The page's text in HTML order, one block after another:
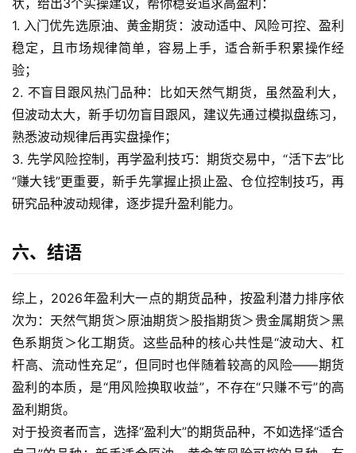
状，给出3个实操建议，帮你稳妥追求高盈利：
1. 入门优先选原油、黄金期货：波动适中、风险可控、盈利
稳定，且市场规律简单，容易上手，适合新手积累操作经
验；
2. 不盲目跟风热门品种：比如天然气期货，虽然盈利大，
但波动太大，新手切勿盲目跟风，建议先通过模拟盘练习，
熟悉波动规律后再实盘操作；
3. 先学风险控制，再学盈利技巧：期货交易中，“活下去”比
“赚大钱”更重要，新手先掌握止损止盈、仓位控制技巧，再
研究品种波动规律，逐步提升盈利能力。
六、结语
综上，2026年盈利大一点的期货品种，按盈利潜力排序依
次为：天然气期货＞原油期货＞股指期货＞贵金属期货＞黑
色系期货＞化工期货。这些品种的核心共性是“波动大、杠
杆高、流动性充足”，但同时也伴随着较高的风险——期货
盈利的本质，是“用风险换取收益”，不存在“只赚不亏”的高
盈利期货。
对于投资者而言，选择“盈利大”的期货品种，不如选择“适合